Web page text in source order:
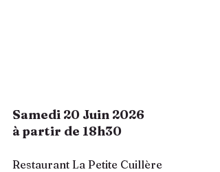
Samedi 20 Juin 2026
à partir de 18h30
Restaurant La Petite Cuillère